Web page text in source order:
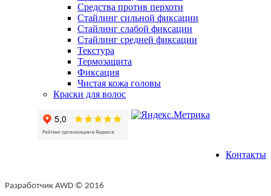
Средства против перхоти
Стайлинг сильной фиксации
Стайлинг слабой фиксации
Стайлинг средней фиксации
Текстура
Термозащита
Фиксация
Чистая кожа головы
Краски для волос
Контакты
Разработчик AWD © 2016